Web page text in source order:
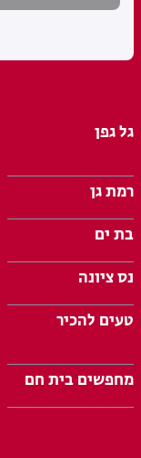
גל גפן
רמת גן
בת ים
נס ציונה
טעים להכיר
מחפשים בית חם